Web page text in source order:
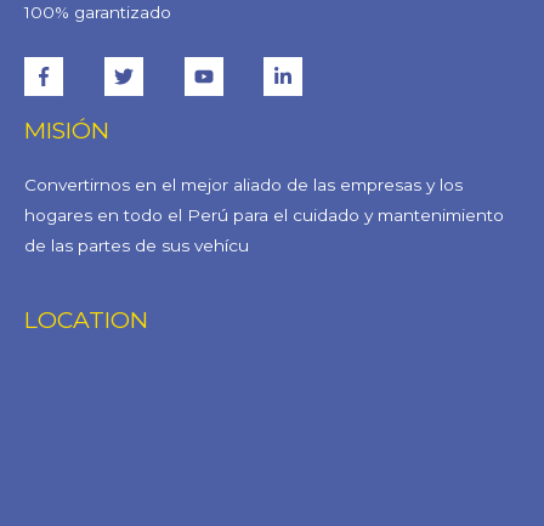
100% garantizado
MISIÓN
Convertirnos en el mejor aliado de las empresas y los
hogares en todo el Perú para el cuidado y mantenimiento
de las partes de sus vehícu
LOCATION